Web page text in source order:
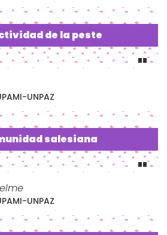
de la peste
UNPAZ
salesiana
UNPAZ